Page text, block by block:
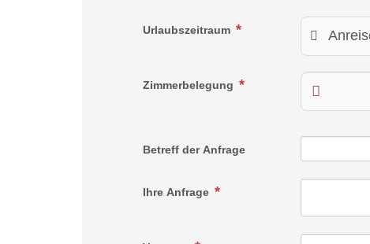
Urlaubszeitraum
Zimmerbelegung
Betreff der Anfrage
Ihre Anfrage